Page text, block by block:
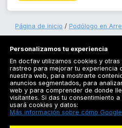
Página de inicio Podólogo en
Docfav
Personalizamos tu experiencia
En docfav utilizamos cookies y
rastreo para mejorar tu experiencia
nuestra web, para mostrarte
anuncios segmentados, para
web y para comprender de donde
visitantes. Si das tu consentimiento
usará cookies y datos:
Más información sobre cómo